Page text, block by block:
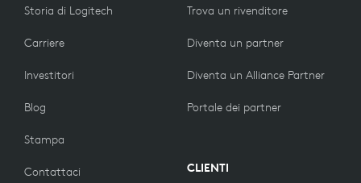
Storia di Logitech
Carriere
Investitori
Blog
Stampa
Contattaci
Trova un rivenditore
Diventa un partner
Diventa un Alliance Partner
Portale dei partner
CLIENTI